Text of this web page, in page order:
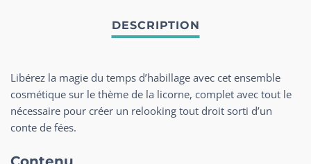
Libérez la magie du temps d’habillage avec cet ensemble
cosmétique sur le thème de la licorne, complet avec tout le
nécessaire pour créer un relooking tout droit sorti d’un
conte de fées.